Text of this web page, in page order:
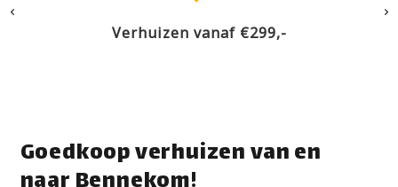
Verhuizen vanaf €299,-
Goedkoop verhuizen van en